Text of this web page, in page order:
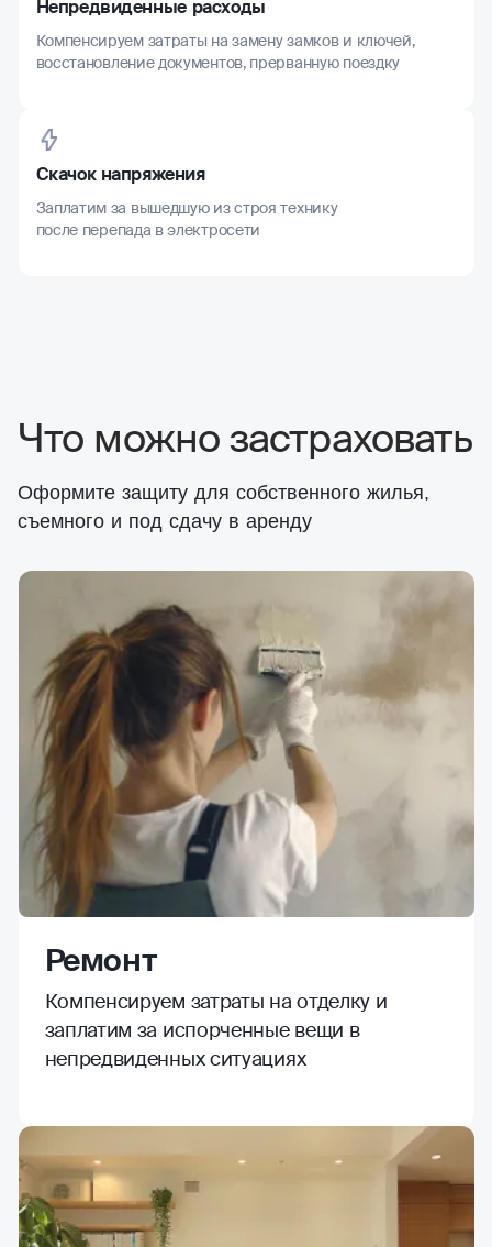
Непредвиденные расходы
Компенсируем затраты на замену замков и ключей,
восстановление документов, прерванную поездку
Скачок напряжения
Заплатим за вышедшую из строя технику
после перепада в электросети
Что можно застраховать
Оформите защиту для собственного жилья,
съемного и под сдачу в аренду
Ремонт
Компенсируем затраты на отделку и
заплатим за испорченные вещи в
непредвиденных ситуациях